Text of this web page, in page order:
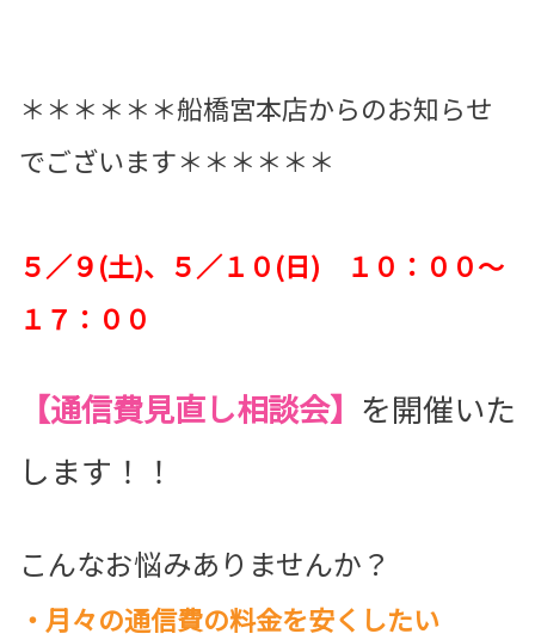
＊＊＊＊＊＊船橋宮本店からのお知らせ
でございます＊＊＊＊＊＊
５／９(土)、５／１０(日) １０：００～
１７：００
【通信費見直し相談会】 を開催いた
します！！
こんなお悩みありませんか？
・月々の通信費の料金を安くしたい